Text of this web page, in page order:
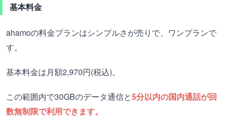
基本料金
ahamoの料金プランはシンプルさが売りで、ワンプランで
す。
基本料金は月額2,970円(税込)。
この範囲内で30GBのデータ通信と5分以内の国内通話が回
数無制限で利用できます。